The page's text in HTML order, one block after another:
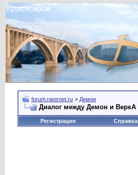
forum.rastrnet.ru > Демон
Диалог между Демон и ВеркА
Регистрация Справка